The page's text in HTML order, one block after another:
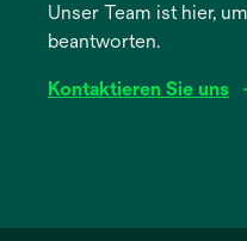
neuen
Registerkarte
Unser Team ist hier,
beantworten.
Kontaktieren Sie uns